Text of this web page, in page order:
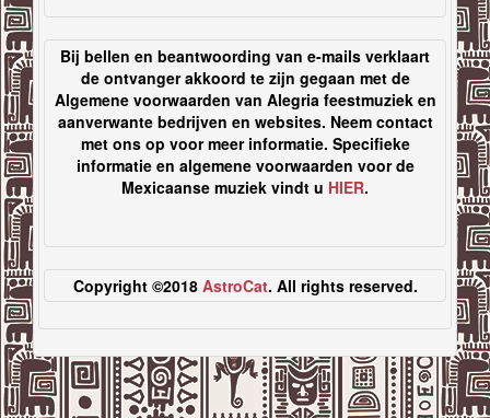
Bij bellen en beantwoording van e-mails verklaart
de ontvanger akkoord te zijn gegaan met de
Algemene voorwaarden van Alegria feestmuziek en
aanverwante bedrijven en websites. Neem contact
met ons op voor meer informatie. Specifieke
informatie en algemene voorwaarden voor de
Mexicaanse muziek vindt u HIER.
Copyright ©2018 AstroCat. All rights reserved.